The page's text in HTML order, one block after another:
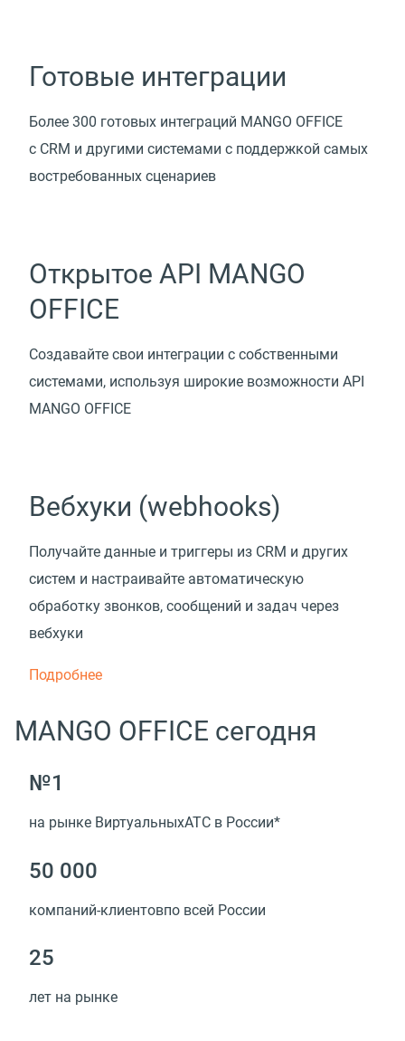
Готовые интеграции
Более 300 готовых интеграций MANGO OFFICE
с CRM и другими системами с поддержкой самых
востребованных сценариев
Открытое API MANGO
OFFICE
Создавайте свои интеграции с собственными
системами, используя широкие возможности API
MANGO OFFICE
Вебхуки (webhooks)
Получайте данные и триггеры из CRM и других
систем и настраивайте автоматическую
обработку звонков, сообщений и задач через
вебхуки
Подробнее
MANGO OFFICE сегодня
№1
на рынке ВиртуальныхАТС в России*
50 000
компаний-клиентовпо всей России
25
лет на рынке